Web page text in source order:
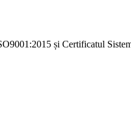
și Certificatul